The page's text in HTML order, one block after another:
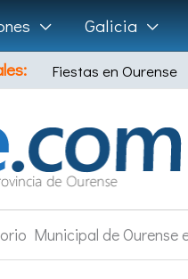
Galicia
Fiestas en Ourense
Municipal de Ourense